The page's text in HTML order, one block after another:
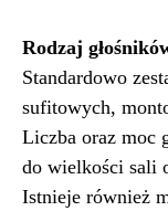
Rodzaj
Standardowo
sufitowych,
Liczba oraz moc
do wielkości sali
Istnieje również